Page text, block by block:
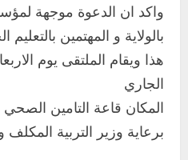
واكد ان الدعوة موجهة
بالولاية و المهتمين بالتعليم
هذا ويقام الملتقى يوم
الجاري
المكان قاعة التامين الصحي
برعاية وزير التربية
3
اخر الاخبار
وزير
تأهيل معلمي
ودمدني
اخر الاخبار
مدير إدارة
بوزارة